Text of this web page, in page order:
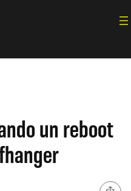
un reboot